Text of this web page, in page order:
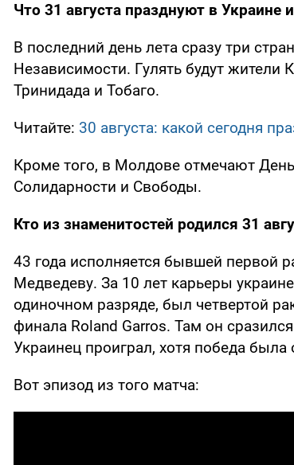
Что 31 августа празднуют в Украине
В последний день лета сразу три
Независимости. Гулять будут жители
Тринидада и Тобаго.
Читайте: 30 августа: какой сегодня
Кроме того, в Молдове отмечают
Солидарности и Свободы.
Кто из знаменитостей родился 31
43 года исполняется бывшей первой
Медведеву. За 10 лет карьеры
одиночном разряде, был четвертой
финала Roland Garros. Там он
Украинец проиграл, хотя победа была
Вот эпизод из того матча: